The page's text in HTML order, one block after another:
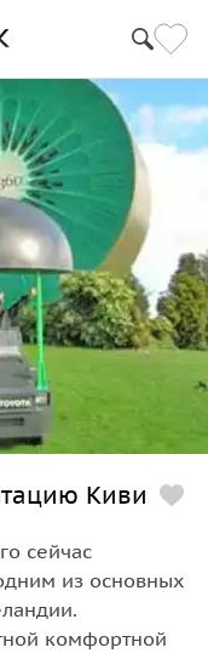
Киви
сейчас
из основных
комфортной